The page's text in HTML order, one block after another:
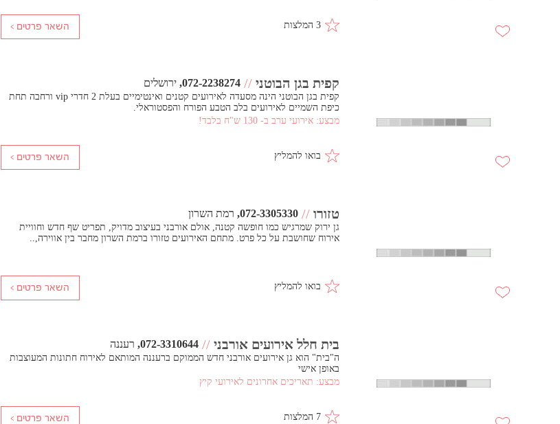
3 המלצות
קפית בגן הבוטני //
072-2238274 ירושלים
קפית בגן הבוטני הינה מסעדה לאירועים קטנים ואינטימיים בעלת 2 חדרי vip ורחבה תחת
כיפת השמיים לאירועים בלב הטבע הפורח והפסטוראלי.
מבצע:אירועי ערב ב- 130 ש"ח בלבד!
בואו להמליץ
טזורו //
072-3305330 רמת השרון
גן ירוק שמרגיש כמו חופשה קטנה, אולם אורבני בעיצוב מדויק, תפריט שף חדש וחוויית
אירוח שחושבת על כל פרט. מתחם האירועים טזורו ברמת השרון מחבר בין אווירה,..
בואו להמליץ
בית חלל אירועים אורבני //
072-3310644 רעננה
ה"בית" הוא גן אירועים אורבני חדש הממוקם ברעננה המותאם לאירוח חתונות המעוצבות
באופן אישי
מבצע: תאריכים אחרונים לאירועי קיץ
7 המלצות